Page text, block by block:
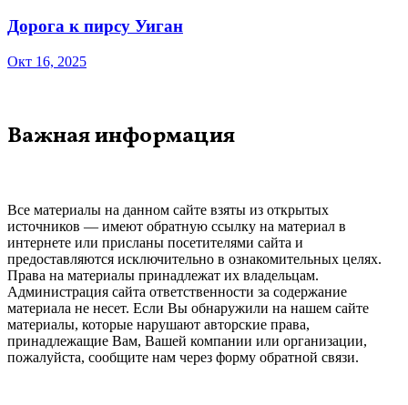
Дорога к пирсу Уиган
Окт 16, 2025
Важная информация
Все материалы на данном сайте взяты из открытых
источников — имеют обратную ссылку на материал в
интернете или присланы посетителями сайта и
предоставляются исключительно в ознакомительных целях.
Права на материалы принадлежат их владельцам.
Администрация сайта ответственности за содержание
материала не несет. Если Вы обнаружили на нашем сайте
материалы, которые нарушают авторские права,
принадлежащие Вам, Вашей компании или организации,
пожалуйста, сообщите нам через форму обратной связи.